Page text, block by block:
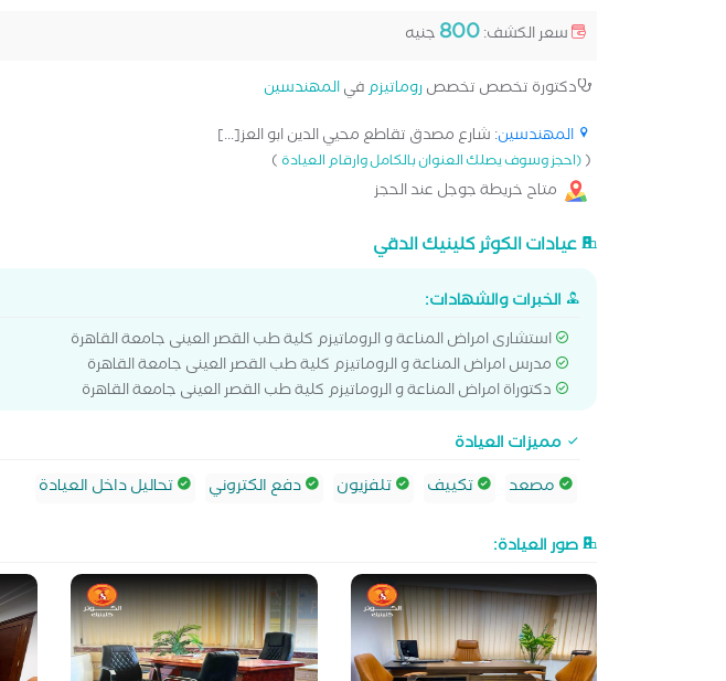
سعر الكشف:800 جنيه
دكتورة تخصص تخصصروماتيزمفيالمهندسين
المهندسين: شارع مصدق تقاطع محيي الدين ابو العز[...]
((احجز وسوف يصلك العنوان بالكامل وارقام العيادة)
متاح خريطة جوجل عند الحجز
عيادات الكوثر كلينيك الدقي
الخبرات والشهادات:
استشارى امراض المناعة و الروماتيزم كلية طب القصر العينى جامعة القاهرة
مدرس امراض المناعة و الروماتيزم كلية طب القصر العينى جامعة القاهرة
دكتوراة امراض المناعة و الروماتيزم كلية طب القصر العينى جامعة القاهرة
مميزات العيادة
مصعد
تكييف تلفزيون دفع الكتروني تحاليل داخل العيادة
صور العيادة: